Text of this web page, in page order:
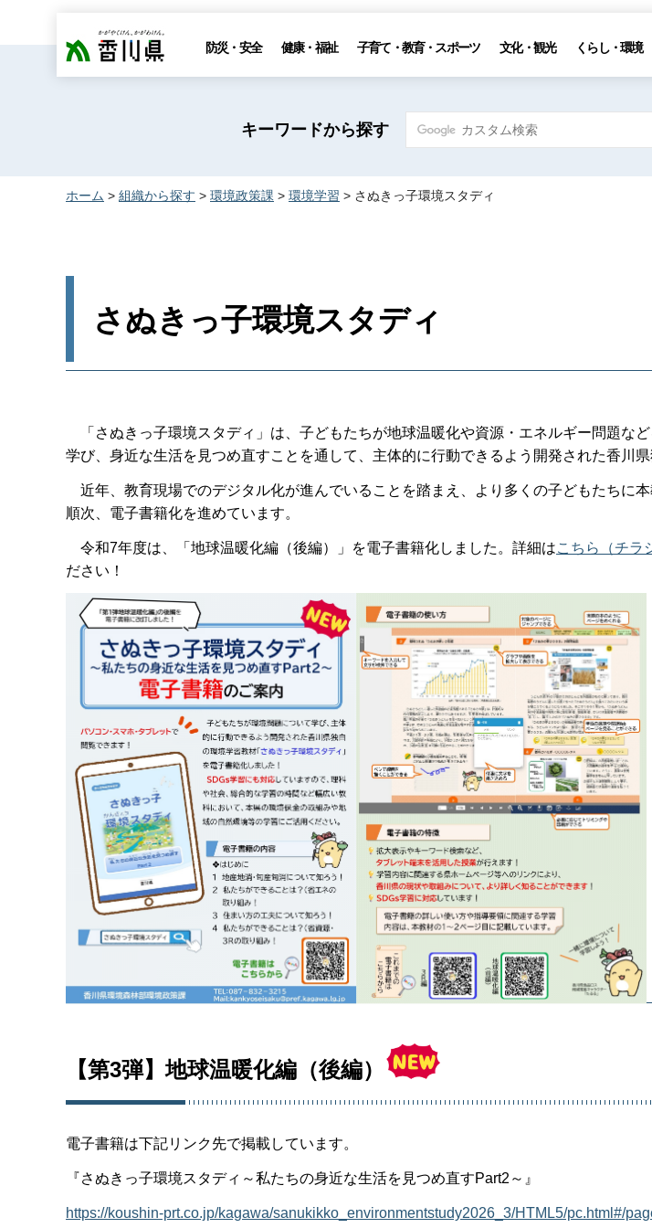
香川県 防災・安全 健康・福祉 子育て・教育・スポーツ 文化・観光 くらし・環境
キーワードから探す
ホーム > 組織から探す > 環境政策課 > 環境学習 > さぬきっ子環境スタディ
さぬきっ子環境スタディ
「さぬきっ子環境スタディ」は、子どもたちが地球温暖化や資源・エネルギー問題な
学び、身近な生活を見つめ直すことを通して、主体的に行動できるよう開発された香川県
近年、教育現場でのデジタル化が進んでいることを踏まえ、より多くの子どもたちに本
順次、電子書籍化を進めています。
令和7年度は、「地球温暖化編（後編）」を電子書籍化しました。詳細はこちら（チラ
ださい！
【第3弾】地球温暖化編（後編）
電子書籍は下記リンク先で掲載しています。
『さぬきっ子環境スタディ～私たちの身近な生活を見つめ直すPart2～』
https://koushin-prt.co.jp/kagawa/sanukikko_environmentstudy2026_3/HTML5/pc.html#/